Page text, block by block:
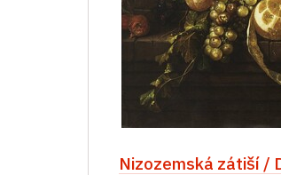
Nizozemská zátiší /